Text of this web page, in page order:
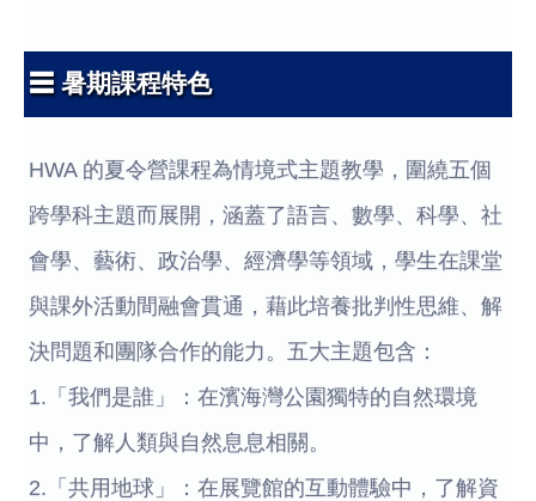
☰ 暑期課程特色
HWA 的夏令營課程為情境式主題教學，圍繞五個
跨學科主題而展開，涵蓋了語言、數學、科學、社
會學、藝術、政治學、經濟學等領域，學生在課堂
與課外活動間融會貫通，藉此培養批判性思維、解
決問題和團隊合作的能力。五大主題包含：
1.「我們是誰」：在濱海灣公園獨特的自然環境
中，了解人類與自然息息相關。
2.「共用地球」：在展覽館的互動體驗中，了解資